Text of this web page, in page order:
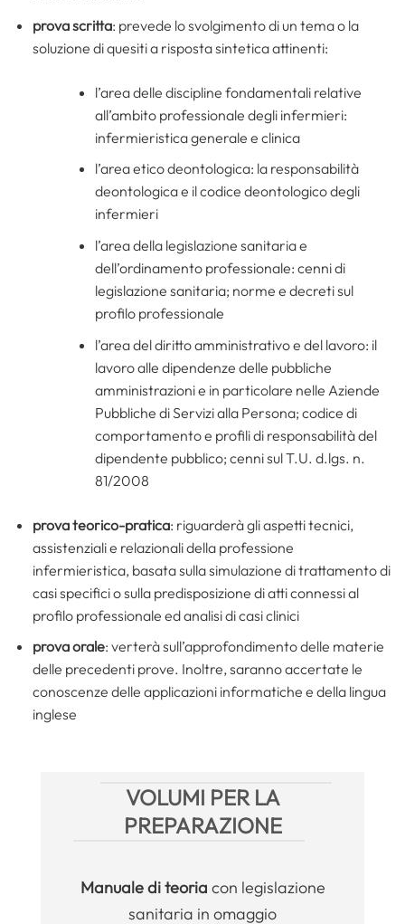
prova scritta: prevede lo svolgimento di un tema o la
soluzione di quesiti a risposta sintetica attinenti:
l’area delle discipline fondamentali relative
all’ambito professionale degli infermieri:
infermieristica generale e clinica
l’area etico deontologica: la responsabilità
deontologica e il codice deontologico degli
infermieri
l’area della legislazione sanitaria e
dell’ordinamento professionale: cenni di
legislazione sanitaria; norme e decreti sul
profilo professionale
l’area del diritto amministrativo e del lavoro: il
lavoro alle dipendenze delle pubbliche
amministrazioni e in particolare nelle Aziende
Pubbliche di Servizi alla Persona; codice di
comportamento e profili di responsabilità del
dipendente pubblico; cenni sul T.U. d.lgs. n.
81/2008
prova teorico-pratica: riguarderà gli aspetti tecnici,
assistenziali e relazionali della professione
infermieristica, basata sulla simulazione di trattamento di
casi specifici o sulla predisposizione di atti connessi al
profilo professionale ed analisi di casi clinici
prova orale: verterà sull’approfondimento delle materie
delle precedenti prove. Inoltre, saranno accertate le
conoscenze delle applicazioni informatiche e della lingua
inglese
VOLUMI PER LA
PREPARAZIONE
Manualedi teoria con legislazione
sanitaria in omaggio